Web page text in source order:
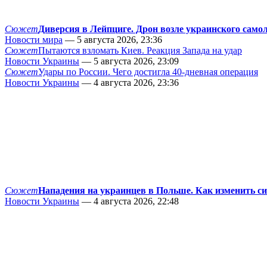
СюжетДиверсия в Лейпциге. Дрон возле украинского
Новости мира — 5 августа 2026, 23:36
СюжетПытаются взломать Киев. Реакция Запада на удар
Новости Украины — 5 августа 2026, 23:09
СюжетУдары по России. Чего достигла 40-дневная операция
Новости Украины — 4 августа 2026, 23:36
СюжетНападения на украинцев в Польше. Как изменить
Новости Украины — 4 августа 2026, 22:48